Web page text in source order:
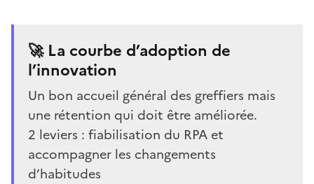
🚀 La courbe d’adoption de
l’innovation
Un bon accueil général des greffiers mais
une rétention qui doit être améliorée.
2 leviers : fiabilisation du RPA et
accompagner les changements
d’habitudes